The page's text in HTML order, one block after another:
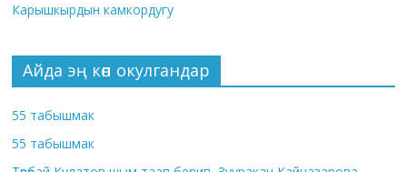
Карышкырдын камкордугу
Айда эң көп окулгандар
55 табышмак
55 табышмак